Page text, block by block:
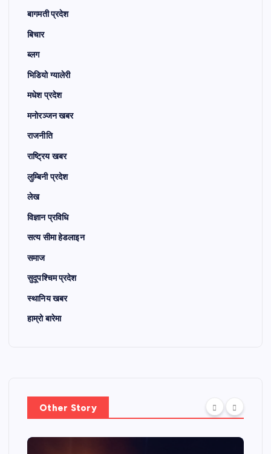
बागमती प्रदेश
बिचार
ब्लग
भिडियो ग्यालेरी
मधेश प्रदेश
मनोरञ्जन खबर
राजनीति
राष्ट्रिय खबर
लुम्बिनी प्रदेश
लेख
विज्ञान प्रविधि
सत्य सीमा हेडलाइन
समाज
सुदूपश्चिम प्रदेश
स्थानिय खबर
हाम्रो बारेमा
Other Story